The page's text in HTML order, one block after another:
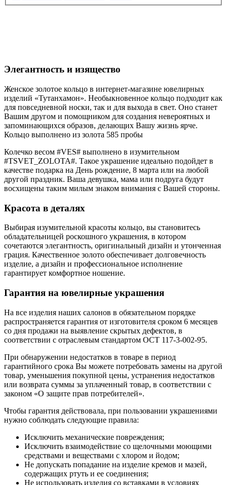
Элегантность и изящество
Женское золотое кольцо в интернет-магазине ювелирных
изделий «Тутанхамон». Необыкновенное кольцо подходит как
для повседневной носки, так и для выхода в свет. Оно станет
Вашим другом и помощником для создания невероятных и
запоминающихся образов, делающих Вашу жизнь ярче.
Кольцо выполнено из золота 585 пробы
Колечко весом #VES# выполнено в изумительном
#TSVET_ZOLOTA#. Такое украшение идеально подойдет в
качестве подарка на День рождение, 8 марта или на любой
другой праздник. Ваша девушка, мама или подруга будут
восхищены таким милым знаком внимания с Вашей стороны.
Красота в деталях
Выбирая изумительной красоты кольцо, вы становитесь
обладательницей роскошного украшения, в котором
сочетаются элегантность, оригинальный дизайн и утонченная
грация. Качественное золото обеспечивает долговечность
изделие, а дизайн и профессиональное исполнение
гарантирует комфортное ношение.
Гарантия на ювелирные украшения
На все изделия наших салонов в обязательном порядке
распространяется гарантия от изготовителя сроком 6 месяцев
со дня продажи на выявление скрытых дефектов, в
соответствии с отраслевым стандартом ОСТ 117-3-002-95.
При обнаружении недостатков в товаре в период
гарантийного срока Вы можете потребовать замены на другой
товар, уменьшения покупной цены, устранения недостатков
или возврата суммы за уплаченный товар, в соответствии с
законом «О защите прав потребителей».
Чтобы гарантия действовала, при пользовании украшениями
нужно соблюдать следующие правила:
Исключить механические повреждения;
Исключить взаимодействие со щелочными моющими
средствами и веществами с хлором и йодом;
Не допускать попадание на изделие кремов и мазей,
содержащих ртуть и ее соединения;
Не использовать изделия со вставками в условиях